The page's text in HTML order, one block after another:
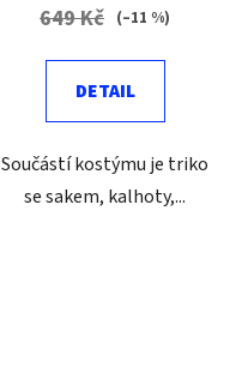
649 Kč (–11 %)
DETAIL
Součástí kostýmu je triko
se sakem, kalhoty,...